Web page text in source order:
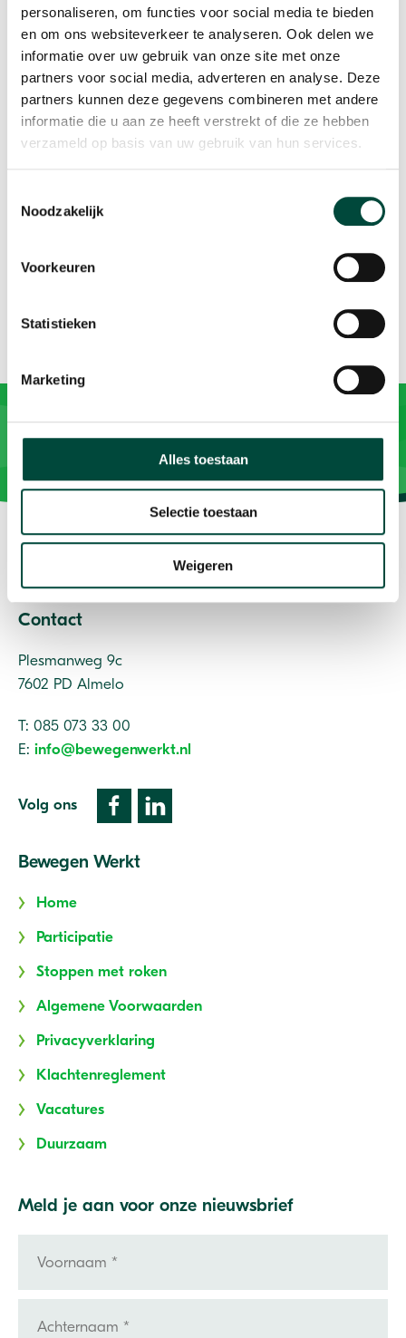
personaliseren, om functies voor social media te bieden
en om ons websiteverkeer te analyseren. Ook delen we
informatie over uw gebruik van onze site met onze
partners voor social media, adverteren en analyse. Deze
partners kunnen deze gegevens combineren met andere
informatie die u aan ze heeft verstrekt of die ze hebben
verzameld op basis van uw gebruik van hun services.
Noodzakelijk
Voorkeuren
Statistieken
Marketing
Alles toestaan
Selectie toestaan
Weigeren
Mijnfavoriete vitaliteitsmomentje? Nadat
ik mijn les bodypump op zaterdagochtend
heb gegeven, gezellig napraten bij de
koffie met mijn sportvriendinnen, zo
gezellig 😊. De beste manier om je
weekend te beginnen!
Vitaliteit als resultaat
Contact
Plesmanweg 9c
7602 PD Almelo
T: 085 073 33 00
E: info@bewegenwerkt.nl
Volg ons
Bewegen Werkt
Home
Participatie
Stoppen met roken
Algemene Voorwaarden
Privacyverklaring
Klachtenreglement
Vacatures
Duurzaam
Meld je aan voor onze nieuwsbrief